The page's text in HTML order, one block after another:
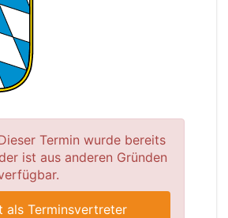
Termin wurde bereits
ist aus anderen Gründen
als Terminsvertreter